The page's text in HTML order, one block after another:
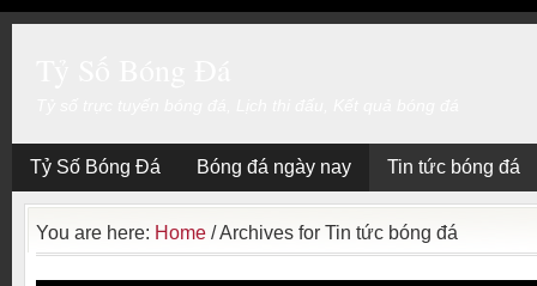
Tỷ Số Bóng Đá Bóng đá ngày nay Tin tức bóng đá
You are here: Home /Archives for Tin tức bóng đá